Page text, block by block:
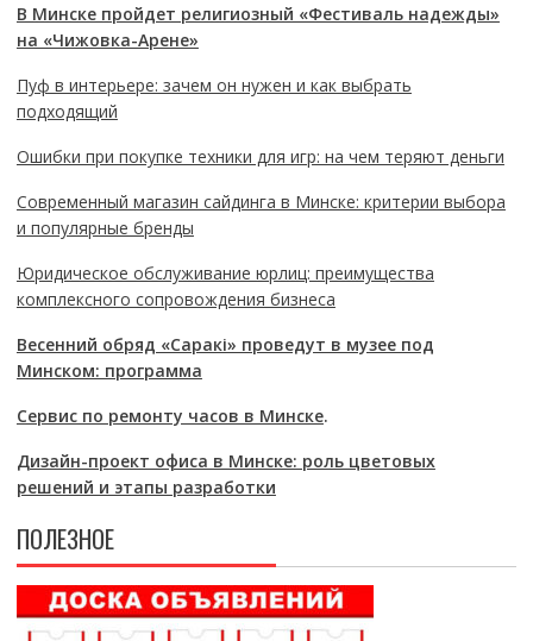
В Минске пройдет религиозный «Фестиваль надежды»
на «Чижовка-Арене»
Пуф в интерьере: зачем он нужен и как выбрать
подходящий
Ошибки при покупке техники для игр: на чем теряют деньги
Современный магазин сайдинга в Минске: критерии выбора
и популярные бренды
Юридическое обслуживание юрлиц: преимущества
комплексного сопровождения бизнеса
Весенний обряд «Саракі» проведут в музее под
Минском: программа
Сервис по ремонту часов в Минске.
Дизайн-проект офиса в Минске: роль цветовых
решений и этапы разработки
ПОЛЕЗНОЕ